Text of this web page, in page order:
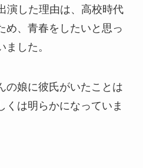
演した理由は、高校時代
め、青春をしたいと思っ
した。
の娘に彼氏がいたことは
くは明らかになっていま